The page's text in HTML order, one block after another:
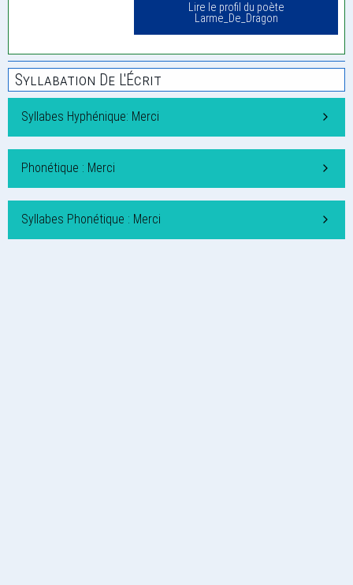
Lire le profil du poète
Larme_De_Dragon
Syllabation De L'Écrit
Syllabes Hyphénique: Merci
Phonétique : Merci
Syllabes Phonétique : Merci